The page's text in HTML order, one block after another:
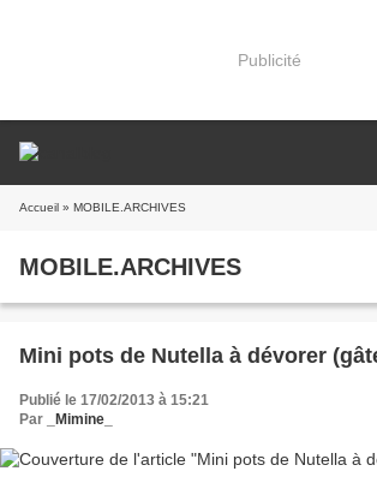
Publicité
Accueil » MOBILE.ARCHIVES
MOBILE.ARCHIVES
Mini pots de Nutella à dévorer
Publié le 17/02/2013 à 15:21
Par
_Mimine_